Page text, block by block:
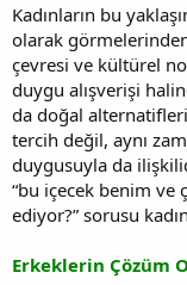
Kadınların bu
olarak
çevresi ve kültürel
duygu alışverişi
da doğal
tercih değil, aynı
duygusuyla da
“bu içecek benim ve
ediyor?” sorusu
Erkeklerin Çözüm